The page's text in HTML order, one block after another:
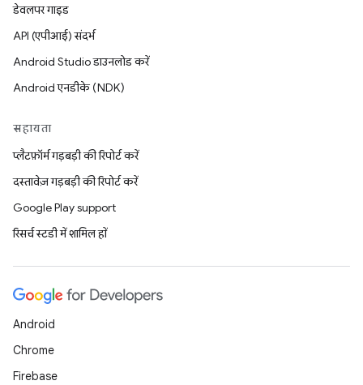
डेवलपर गाइड
API (एपीआई) संदर्भ
Android Studio डाउनलोड करें
Android एनडीके (NDK)
सहायता
प्लैटफ़ॉर्म गड़बड़ी की रिपोर्ट करें
दस्तावेज़ गड़बड़ी की रिपोर्ट करें
Google Play support
रिसर्च स्टडी में शामिल हों
Android
Chrome
Firebase